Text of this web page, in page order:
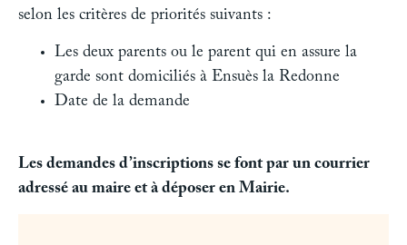
selon les critères de priorités suivants :
Les deux parents ou le parent qui en assure la
garde sont domiciliés à Ensuès la Redonne
Date de la demande
Les demandes d’inscriptions se font par un courrier
adressé au maire et à déposer en Mairie.